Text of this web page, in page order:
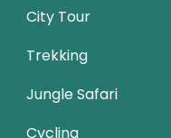
City Tour
Trekking
Jungle Safari
Cycling